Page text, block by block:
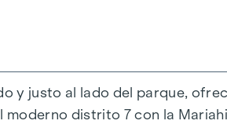
y justo al lado del parque,
moderno distrito 7 con la